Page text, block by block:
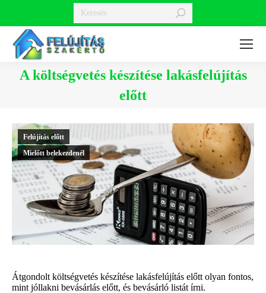
Search:
A költségvetés készítése lakásfelújítás
előtt
Felújítás előtt
Mielőtt belekezdenél
Átgondolt költségvetés készítése lakásfelújítás előtt olyan fontos,
mint jóllakni bevásárlás előtt, és bevásárló listát írni.